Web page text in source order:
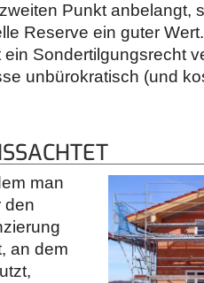
Punkt anbelangt,
Reserve ein guter
Sondertilgungsrecht
unbürokratisch (und
man
den
an dem